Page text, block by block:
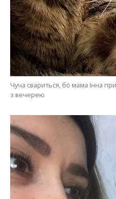
Чуча свариться, бо мама Інна
з вечерею